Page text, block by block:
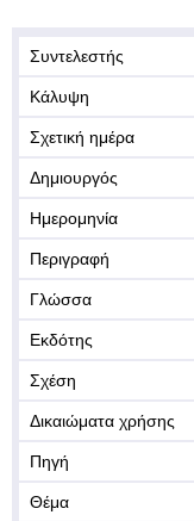
Συντελεστής
Κάλυψη
Σχετική ημέρα
Δημιουργός
Ημερομηνία
Περιγραφή
Γλώσσα
Εκδότης
Σχέση
Δικαιώματα χρήσης
Πηγή
Θέμα